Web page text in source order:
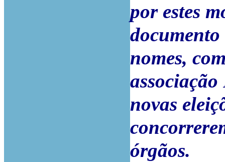
por estes
documento
nomes,
associação
novas
órgãos.